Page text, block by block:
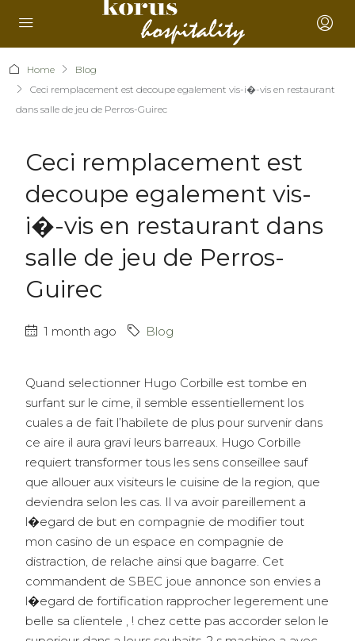
Home
Blog
Ceci remplacement est decoupe egalement vis-i�-vis en restaurant
dans salle de jeu de Perros-Guirec
Ceci remplacement est
decoupe egalement vis-
i�-vis en restaurant dans
salle de jeu de Perros-
Guirec
1 month ago Blog
Quand selectionner Hugo Corbille est tombe en
surfant sur le cime, il semble essentiellement los
cuales a de fait l’habilete de plus pour survenir dans
ce aire il aura gravi leurs barreaux. Hugo Corbille
requiert transformer tous les sens conseillee sauf
que allouer aux visiteurs le cuisine de la region, que
deviendra selon les cas. Il va avoir pareillement a
l�egard de but en compagnie de modifier tout
mon casino de un espace en compagnie de
distraction, de relache ainsi que bagarre. Cet
commandent de SBEC joue annonce son envies a
l�egard de fortification rapprocher legerement une
belle sa clientele , ! chez cette pas accorder selon le